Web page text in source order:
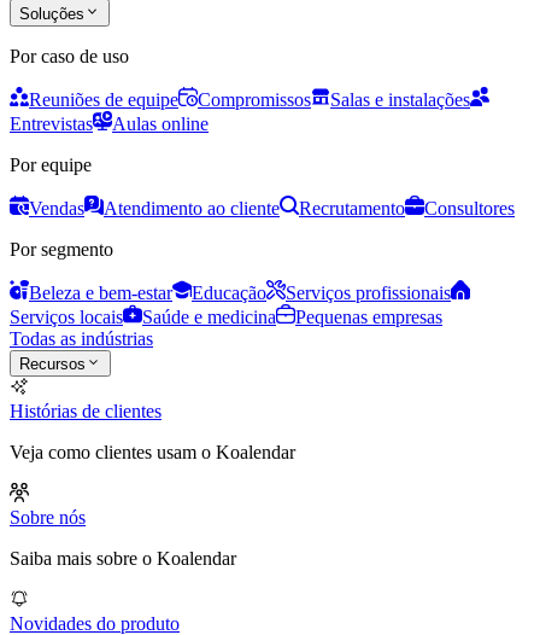
Soluções
Por caso de uso
Reuniões de equipe Compromissos
Salas e instalações
Entrevistas
Aulas online
Por equipe
Vendas Atendimento ao cliente Recrutamento
Consultores
Por segmento
Beleza e bem-estar Educação
Serviços profissionais
Serviços locais
Saúde e medicina
Pequenas empresas
Todas as indústrias
Recursos
Histórias de clientes
Veja como clientes usam o Koalendar
Sobre nós
Saiba mais sobre o Koalendar
Novidades do produto